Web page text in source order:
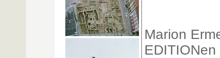
Marion
EDITIONen